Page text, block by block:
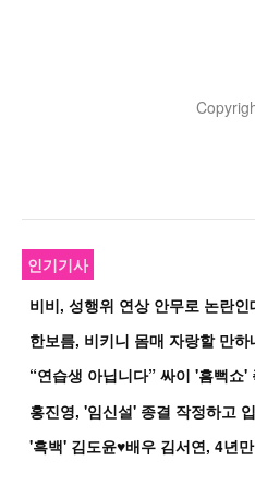
인기기사
한보름, 비키니 몸매 자랑할 만